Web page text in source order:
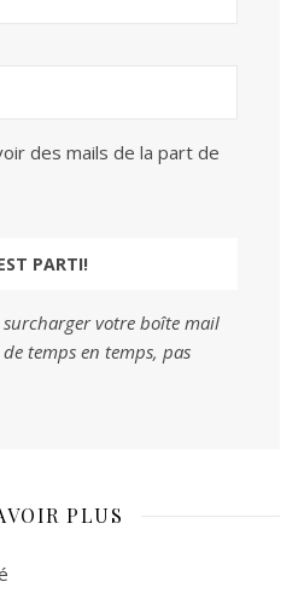
des mails de la part de
surcharger votre boîte mail
temps en temps, pas
PLUS